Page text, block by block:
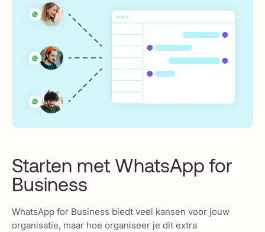
Starten met WhatsApp for
Business
WhatsApp for Business biedt veel kansen voor jouw
organisatie, maar hoe organiseer je dit extra